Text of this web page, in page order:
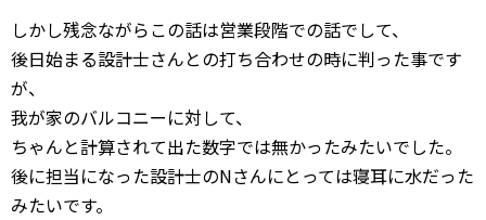
しかし残念ながらこの話は営業段階での話でして、
後日始まる設計士さんとの打ち合わせの時に判った事です
が、
我が家のバルコニーに対して、
ちゃんと計算されて出た数字では無かったみたいでした。
後に担当になった設計士のNさんにとっては寝耳に水だった
みたいです。